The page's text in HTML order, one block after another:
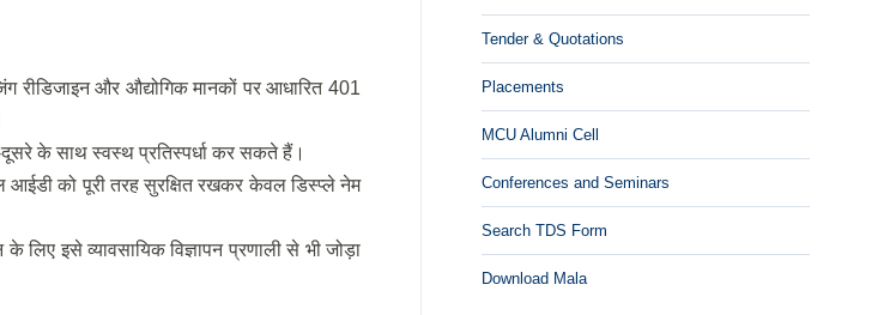
रीडिजाइन और औद्योगिक मानकों पर आधारित 401
दूसरे के साथ स्वस्थ प्रतिस्पर्धा कर सकते हैं।
आईडी को पूरी तरह सुरक्षित रखकर केवल डिस्प्ले नेम
इसे व्यावसायिक विज्ञापन प्रणाली से भी जोड़ा
Tender & Quotations
Placements
MCU Alumni Cell
Conferences and Seminars
Search TDS Form
Download Mala